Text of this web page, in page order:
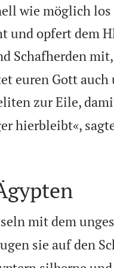
wie möglich
und opfert dem
Schafherden
euren Gott auch
zur Eile,
hierbleibt«,
mit dem
sie auf den